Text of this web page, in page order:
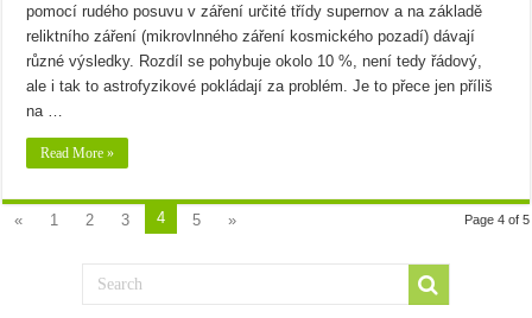
pomocí rudého posuvu v záření určité třídy supernov a na základě
reliktního záření (mikrovlnného záření kosmického pozadí) dávají
různé výsledky. Rozdíl se pohybuje okolo 10 %, není tedy řádový,
ale i tak to astrofyzikové pokládají za problém. Je to přece jen příliš
na …
Read More »
Page 4 of 5
« 1 2 3 4 5 »